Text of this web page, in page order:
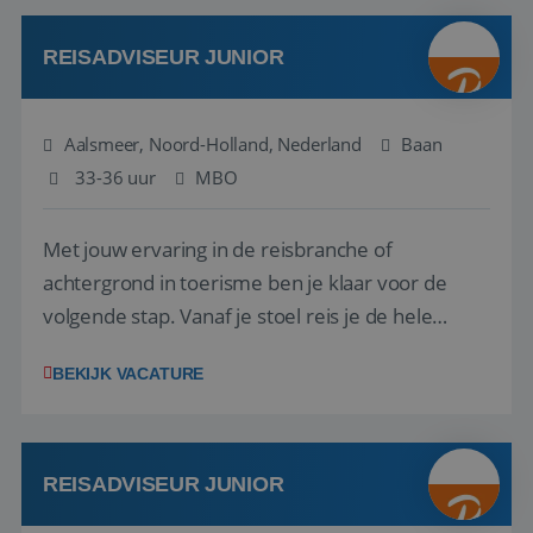
werken: of het nu gaat om vragen ...
REISADVISEUR JUNIOR
Aalsmeer, Noord-Holland, Nederland
Baan
33-36 uur
MBO
Met jouw ervaring in de reisbranche of
achtergrond in toerisme ben je klaar voor de
volgende stap. Vanaf je stoel reis je de hele
wensen van je team, je klant en wat er in de
klanten te overtuigen om die droomreis te
boeken! ...
BEKIJK VACATURE
REISADVISEUR JUNIOR